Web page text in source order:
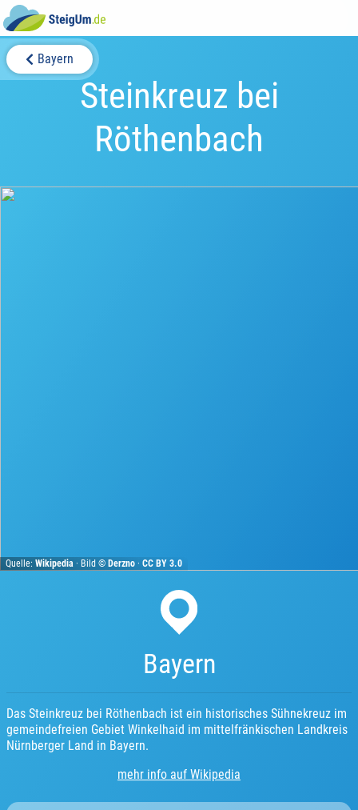
Bayern
Steinkreuz bei
Röthenbach
Quelle:Wikipedia · Bild ©Derzno ·CC BY 3.0
Bayern
Das Steinkreuz bei Röthenbach ist ein historisches Sühnekreuz im
gemeindefreien Gebiet Winkelhaid im mittelfränkischen Landkreis
Nürnberger Land in Bayern.
mehr info auf Wikipedia